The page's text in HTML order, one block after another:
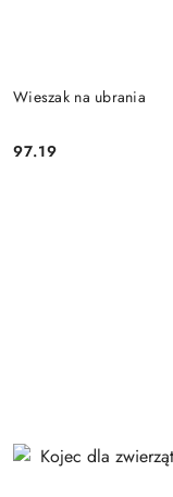
Wieszak na ubrania
Cena:
97.19